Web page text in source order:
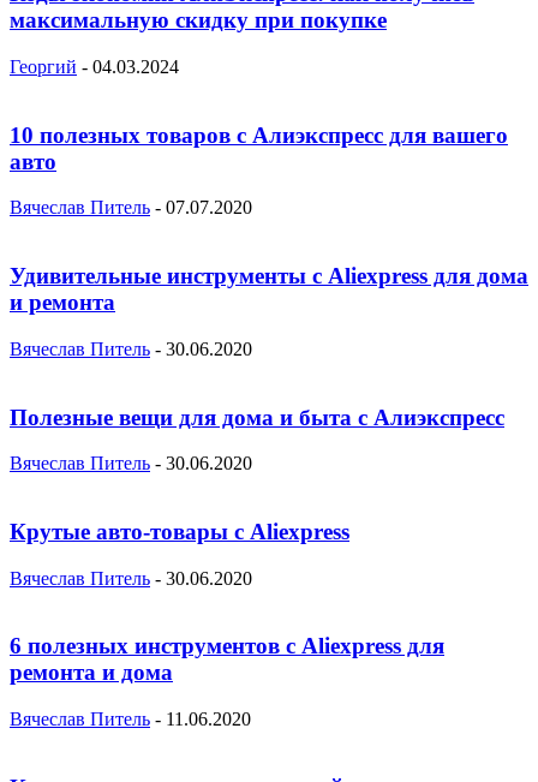
максимальную скидку при покупке
Георгий - 04.03.2024
10 полезных товаров с Алиэкспресс для вашего
авто
Вячеслав Питель - 07.07.2020
Удивительные инструменты с Aliexpress для дома
и ремонта
Вячеслав Питель - 30.06.2020
Полезные вещи для дома и быта с Алиэкспресс
Вячеслав Питель - 30.06.2020
Крутые авто-товары с Aliexpress
Вячеслав Питель - 30.06.2020
6 полезных инструментов с Aliexpress для
ремонта и дома
Вячеслав Питель - 11.06.2020